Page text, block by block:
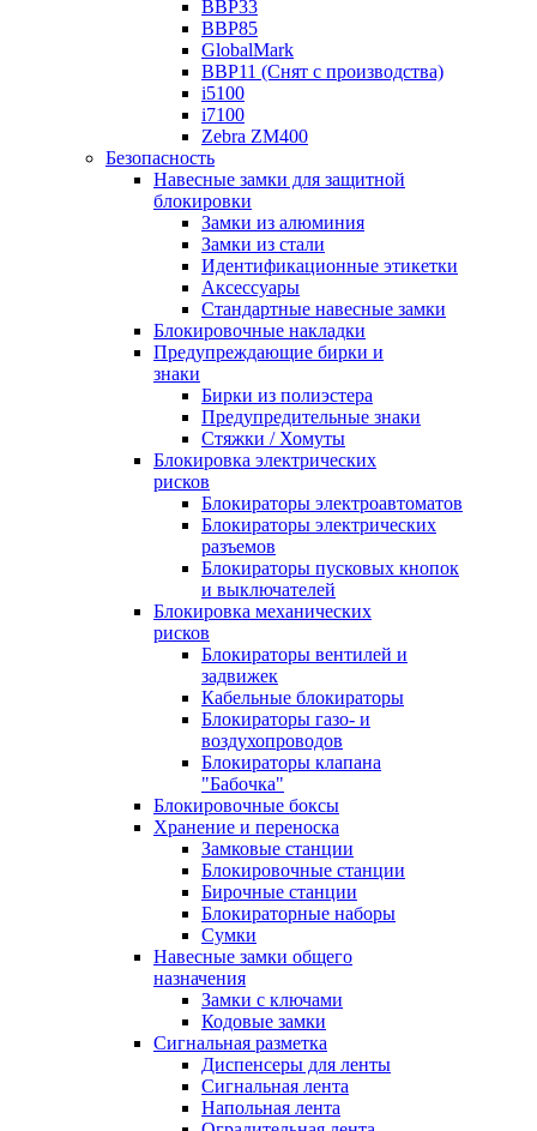
BBP33
BBP85
GlobalMark
BBP11 (Снят с производства)
i5100
i7100
Zebra ZM400
Безопасность
Навесные замки для защитной
блокировки
Замки из алюминия
Замки из стали
Идентификационные этикетки
Аксессуары
Стандартные навесные замки
Блокировочные накладки
Предупреждающие бирки и
знаки
Бирки из полиэстера
Предупредительные знаки
Стяжки / Хомуты
Блокировка электрических
рисков
Блокираторы электроавтоматов
Блокираторы электрических
разъемов
Блокираторы пусковых кнопок
и выключателей
Блокировка механических
рисков
Блокираторы вентилей и
задвижек
Кабельные блокираторы
Блокираторы газо- и
воздухопроводов
Блокираторы клапана
"Бабочка"
Блокировочные боксы
Хранение и переноска
Замковые станции
Блокировочные станции
Бирочные станции
Блокираторные наборы
Сумки
Навесные замки общего
назначения
Замки с ключами
Кодовые замки
Сигнальная разметка
Диспенсеры для ленты
Сигнальная лента
Напольная лента